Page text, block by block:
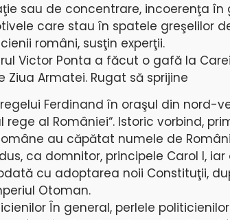
sau de concentrare, incoerenţa în
care stau în spatele greşelilor
români, susţin experţii.
Victor Ponta a făcut o gafă la
Armatei. Rugat să sprijine
Ferdinand în oraşul din nord-
rege al României“. Istoric vorbind,
au căpătat numele de
ca domnitor, principele Carol I,
cu adoptarea noii Constituţii,
Otoman.
În general, perlele